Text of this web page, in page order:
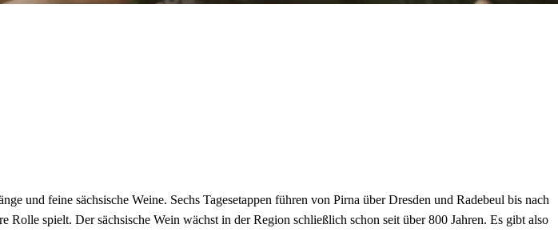
und feine sächsische Weine. Sechs Tagesetappen führen von Pirna über Dresden und Radebeul bis nach
spielt. Der sächsische Wein wächst in der Region schließlich schon seit über 800 Jahren. Es gibt also